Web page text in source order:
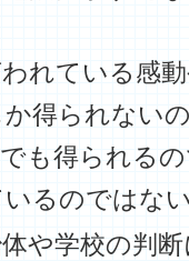
れている感
得られない
も得られる
るのではな
や学校の判